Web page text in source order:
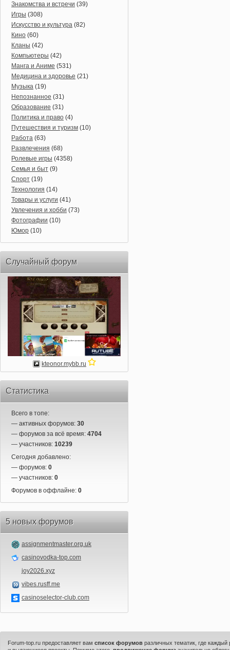
Знакомства и встречи (39)
Игры (308)
Искусство и культура (82)
Кино (60)
Кланы (42)
Компьютеры (42)
Манга и Аниме (531)
Медицина и здоровье (21)
Музыка (19)
Непознанное (31)
Образование (31)
Политика и право (4)
Путешествия и туризм (10)
Работа (63)
Развлечения (68)
Ролевые игры (4358)
Семья и быт (9)
Спорт (19)
Технология (14)
Товары и услуги (41)
Увлечения и хобби (73)
Фотографии (10)
Юмор (10)
Случайный форум
kteonor.mybb.ru
Статистика
Всего в топе:
— активных форумов: 30
— форумов за всё время: 4704
— участников: 10239
Сегодня добавлено:
— форумов: 0
— участников: 0
Форумов в оффлайне: 0
5 новых форумов
assignmentmaster.org.uk
casinovodka-top.com
joy2026.xyz
vibes.rusff.me
casinoselector-club.com
Forum-top.ru предоставляет вамсписок форумов различных тематик, где